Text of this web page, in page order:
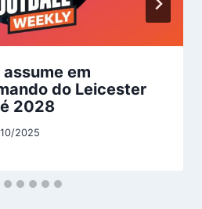
em
do Leicester
2028
2025